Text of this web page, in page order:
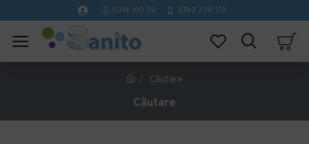
0314 100 110 0740 230 170
Căutare
Căutare